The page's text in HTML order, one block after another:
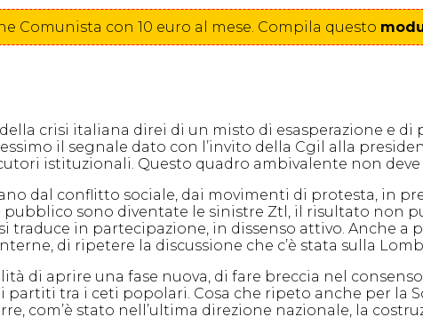
Comunista con 10 euro al mese. Compila questo
crisi italiana direi di un misto di esasperazione e
il segnale dato con l’invito della Cgil alla
istituzionali. Questo quadro ambivalente non
dal conflitto sociale, dai movimenti di protesta, in
sono diventate le sinistre Ztl, il risultato non
traduce in partecipazione, in dissenso attivo. Anche
di ripetere la discussione che c’è stata sulla
di aprire una fase nuova, di fare breccia nel
tra i ceti popolari. Cosa che ripeto anche per la
com’è stato nell’ultima direzione nazionale, la